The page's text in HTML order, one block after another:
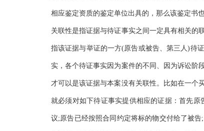
相应鉴定资质的鉴定单位出具的，那么该鉴定书
关联性是指证据与待证事实之间一定具有相关的
指该证据与举证的一方(原告或被告、第三人)待
实，各个待证事实因为案件的不同、因为诉讼阶
才可以是该证据与本案没有关联性。比如在一个
就必须对如下待证事实提供相应的证据：首先
议;原告已经按照合同约定将标的物交付给了被